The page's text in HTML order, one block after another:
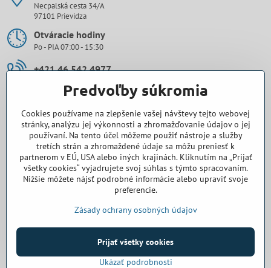
Necpalská cesta 34/A
97101 Prievidza
Otváracie hodiny
Po - PIA 07:00 - 15:30
+421 46 542 4977
0907 971 896
prievidza​@cora-gastro​.sk
Obchodné zastúpenie Cora Gastro - Bratislava
0918 345 325
©2026Copyright
Predvoľby súkromiaZásady ochrany osobných údajov
Predvoľby súkromia
Cookies používame na zlepšenie vašej návštevy tejto webovej
stránky, analýzu jej výkonnosti a zhromažďovanie údajov o jej
používaní. Na tento účel môžeme použiť nástroje a služby
tretích strán a zhromaždené údaje sa môžu preniesť k
partnerom v EÚ, USA alebo iných krajinách. Kliknutím na „Prijať
všetky cookies“ vyjadrujete svoj súhlas s týmto spracovaním.
Nižšie môžete nájsť podrobné informácie alebo upraviť svoje
preferencie.
Zásady ochrany osobných údajov
Ukázať podrobnosti
Prijať všetky cookies